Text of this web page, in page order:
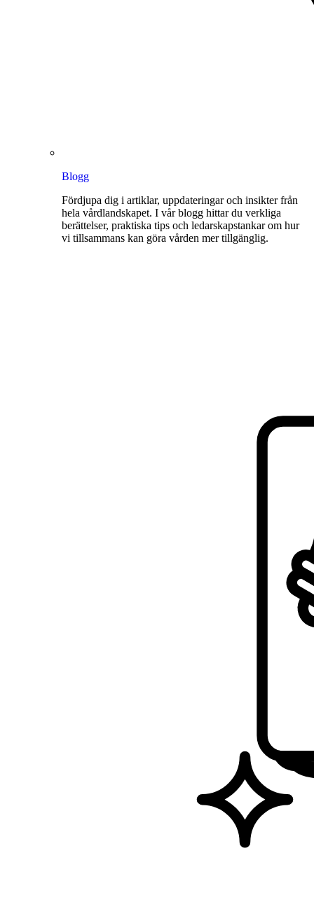
Blogg
Fördjupa dig i artiklar, uppdateringar och insikter från
hela vårdlandskapet. I vår blogg hittar du verkliga
berättelser, praktiska tips och ledarskapstankar om hur
vi tillsammans kan göra vården mer tillgänglig.